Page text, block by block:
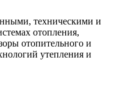
техническими и
отопления,
отопительного и
утепления и